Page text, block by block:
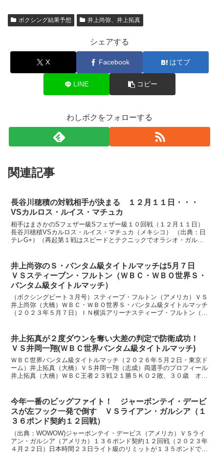
ボクシング結果予想 井上尚弥、井上拓真
シェアする
X Facebook はてブ
LINE コピー
わしボクをフォローする
関連記事
長谷川穂積の対戦相手が決まる １２月１１日・・・
VSカルロス・ルイス・マチュカ
相手はまさかのSフェザー級Sフェザー級１０回戦（１２月１１日）
長谷川穂積VSカルロス・ルイス・マチュカ（メキシコ） （出典：日
テレG+）（再起第１戦はスピードとテクニックでオラシオ・ガルシ
井上尚弥のＳ・バンタム級タイトルマッチは5月７日
ＶＳスティーブン・フルトン（ＷＢＣ・ＷＢＯ世界Ｓ・
バンタム級タイトルマッチ）
（ボクシングビート３月号）スティーブ・フルトン（アメリカ）ＶＳ
井上尚弥（大橋）ＷＢＣ・ＷＢＯ世界Ｓ・バンタム級タイトルマッチ
（２０２３年５月７日）ＩＮ横浜アリーナスティーブ・フルトン（ア
井上拓真が２度ダウンを奪い大差の判定で防衛成功！
ＶＳ井岡一翔(ＷＢＣ世界バンタム級タイトルマッチ)
ＷＢＣ世界バンタム級タイトルマッチ（２０２６年５月２日・東京ド
ーム）井上拓真（大橋）ＶＳ井岡一翔（志成）両選手のプロフィール
井上拓真（大橋）ＷＢＣ王者２３戦２１勝５ＫＯ２敗、３０歳 オー
今年一番のビッグファイト！ ジャーボンテイ・デービ
スが左フック一発で倒す ＶＳライアン・ガルシア（１
３６ポンド契約１２回戦）
（出典：WOWOW)ジャーボンテイ・デービス（アメリカ）ＶＳライ
アン・ガルシア（アメリカ）１３６ポンド契約１２回戦（２０２３年
４月２２日）日本時間２３日ライト級のリミットが１３５ポンドです